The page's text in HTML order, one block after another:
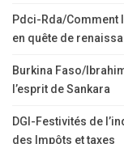
Pdci-Rda/Comment
en quête de
Burkina Faso/
l’esprit de Sankara
DGI-Festivités de
des Impôts et taxes